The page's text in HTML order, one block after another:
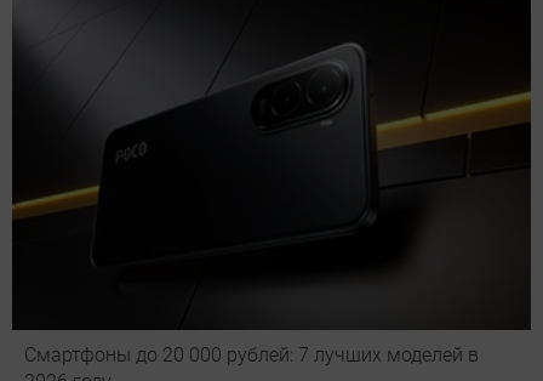
Смартфоны до 20 000 рублей: 7 лучших моделей в